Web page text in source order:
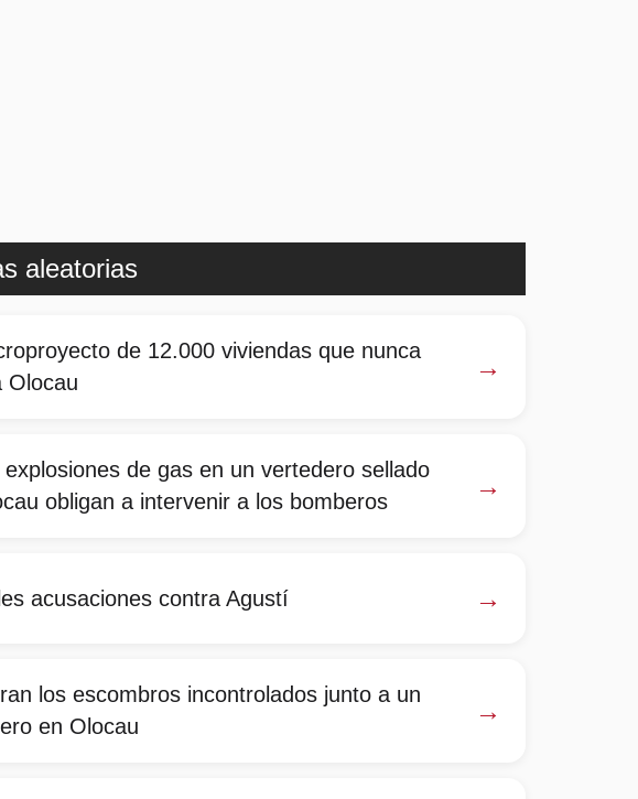
aleatorias
de 12.000 viviendas que nunca
Olocau
→
explosiones de gas en un vertedero sellado
obligan a intervenir a los bomberos
→
acusaciones contra Agustí →
los escombros incontrolados junto a un
en Olocau
→